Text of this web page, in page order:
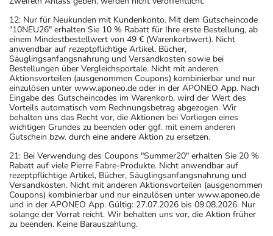
12: Nur für Neukunden mit Kundenkonto. Mit dem Gutscheincode
"10NEU26" erhalten Sie 10 % Rabatt für Ihre erste Bestellung, ab
einem Mindestbestellwert von 49 € (Warenkorbwert). Nicht
anwendbar auf rezeptpflichtige Artikel, Bücher,
Säuglingsanfangsnahrung und Versandkosten sowie bei
Bestellungen über Vergleichsportale. Nicht mit anderen
Aktionsvorteilen (ausgenommen Coupons) kombinierbar und nur
einzulösen unter www.aponeo.de oder in der APONEO App. Nach
Eingabe des Gutscheincodes im Warenkorb, wird der Wert des
Vorteils automatisch vom Rechnungsbetrag abgezogen. Wir
behalten uns das Recht vor, die Aktionen bei Vorliegen eines
wichtigen Grundes zu beenden oder ggf. mit einem anderen
Gutschein bzw. durch eine andere Aktion zu ersetzen.
21: Bei Verwendung des Coupons "Summer20" erhalten Sie 20 %
Rabatt auf viele Pierre Fabre-Produkte. Nicht anwendbar auf
rezeptpflichtige Artikel, Bücher, Säuglingsanfangsnahrung und
Versandkosten. Nicht mit anderen Aktionsvorteilen (ausgenommen
Coupons) kombinierbar und nur einzulösen unter www.aponeo.de
und in der APONEO App. Gültig: 27.07.2026 bis 09.08.2026. Nur
solange der Vorrat reicht. Wir behalten uns vor, die Aktion früher
zu beenden. Keine Barauszahlung.